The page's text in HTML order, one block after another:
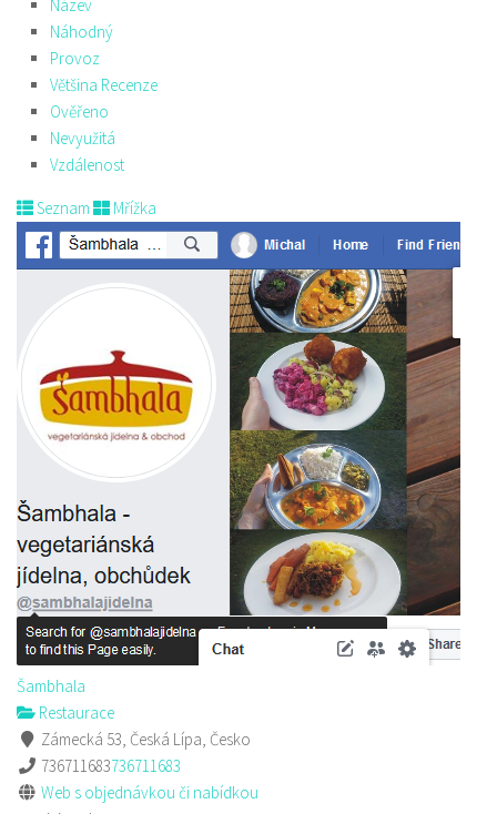
Název
Náhodný
Provoz
Většina Recenze
Ověřeno
Nevyužitá
Vzdálenost
Seznam Mřížka
Šambhala
Restaurace
Zámecká 53, Česká Lípa, Česko
736711683736711683
Web s objednávkou či nabídkou